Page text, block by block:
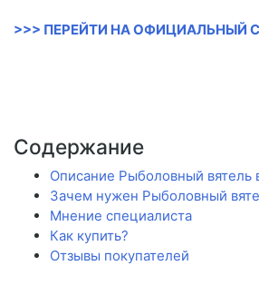
>>> ПЕРЕЙТИ НА ОФИЦИАЛЬНЫЙ
Содержание
Описание Рыболовный вятель
Зачем нужен Рыболовный
Мнение специалиста
Как купить?
Отзывы покупателей